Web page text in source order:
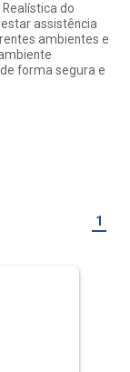
do
assistência
ambientes e
forma segura e
1